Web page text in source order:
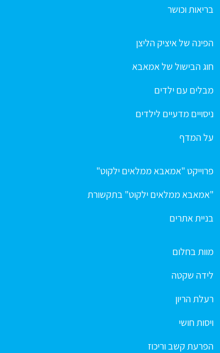
בריאות וכושר
הפינה של איציק הליצן
חוג הבישול של אמאבא
מבלים עם ילדים
ניסויים מדעיים לילדים
על המדף
פרוייקט "אמאבא ממלאים ילקוט"
"אמאבא ממלאים ילקוט" בתקשורת
בניית אתרים
מוות בחלום
לידה שקטה
רעלת הריון
ויסות חושי
הפרעת קשב וריכוז